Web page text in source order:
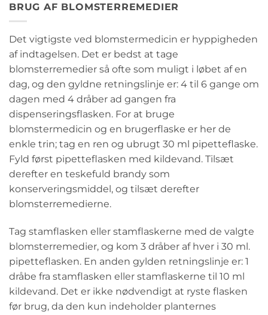
BRUG AF BLOMSTERREMEDIER
Det vigtigste ved blomstermedicin er hyppigheden
af indtagelsen. Det er bedst at tage
blomsterremedier så ofte som muligt i løbet af en
dag, og den gyldne retningslinje er: 4 til 6 gange om
dagen med 4 dråber ad gangen fra
dispenseringsflasken. For at bruge
blomstermedicin og en brugerflaske er her de
enkle trin; tag en ren og ubrugt 30 ml pipetteflaske.
Fyld først pipetteflasken med kildevand. Tilsæt
derefter en teskefuld brandy som
konserveringsmiddel, og tilsæt derefter
blomsterremedierne.
Tag stamflasken eller stamflaskerne med de valgte
blomsterremedier, og kom 3 dråber af hver i 30 ml.
pipetteflasken. En anden gylden retningslinje er: 1
dråbe fra stamflasken eller stamflaskerne til 10 ml
kildevand. Det er ikke nødvendigt at ryste flasken
før brug, da den kun indeholder planternes